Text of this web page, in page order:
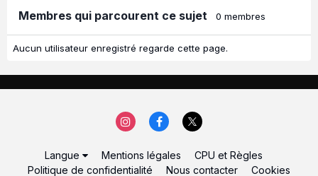
Membres qui parcourent ce sujet 0 membres
Aucun utilisateur enregistré regarde cette page.
Langue Mentions légales
CPU et Règles
Politique de confidentialité
Nous contacter Cookies